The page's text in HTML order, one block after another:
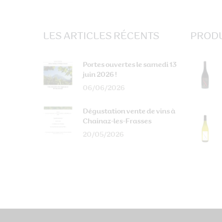
LES ARTICLES RÉCENTS
Portes ouvertes le samedi 13
juin 2026 !
06/06/2026
Dégustation vente de vins à
Chainaz-les-Frasses
20/05/2026